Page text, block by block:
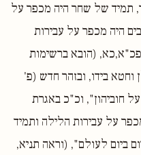
תמיד של שחר היה מכפר על
היה מכפר על עבירות
פכ"א,כא, (הובא ברשימות
וחטא בידו, ובזהר חדש (פ'
חוביהון", וכ"כ באגרת
על עבירות הלילה ותמיד
ביום לעולם", (וראה תניא,